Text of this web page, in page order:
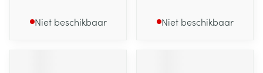
Niet beschikbaar Niet beschikbaar